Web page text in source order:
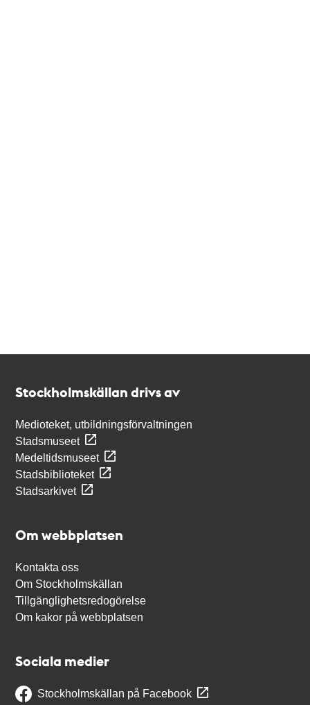
Stockholmskällan drivs av
Medioteket, utbildningsförvaltningen
Stadsmuseet
Medeltidsmuseet
Stadsbiblioteket
Stadsarkivet
Om webbplatsen
Kontakta oss
Om Stockholmskällan
Tillgänglighetsredogörelse
Om kakor på webbplatsen
Sociala medier
Stockholmskällan på Facebook